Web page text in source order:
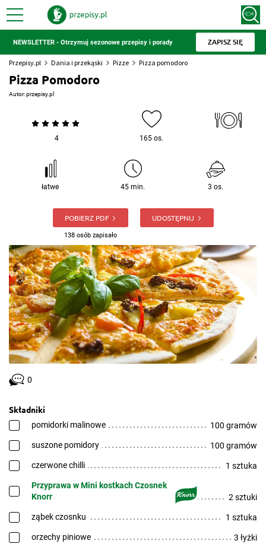
NEWSLETTER - Otrzymuj sezonowe przepisy i porady ZAPISZ SIĘ
Przepisy.pl Dania i przekąski Pizze Pizza pomodoro
Pizza Pomodoro
Autor:przepisy.pl
4 165 os.
łatwe 45 min. 3 os.
POBIERZ PDF
138 osób zapisało
UDOSTĘPNIJ
0
Składniki
pomidorki malinowe 100 gramów
suszone pomidory 100 gramów
czerwone chilli 1 sztuka
Przyprawa w Mini kostkach Czosnek
Knorr
2 sztuki
ząbek czosnku 1 sztuka
orzechy piniowe 3 łyżki